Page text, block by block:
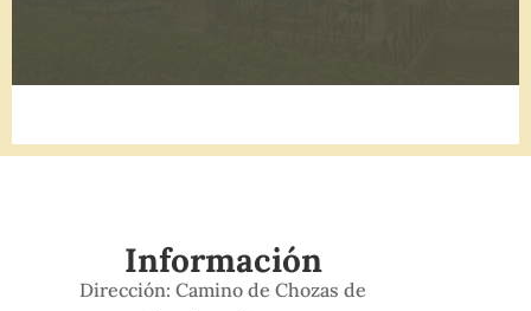
Información
Dirección: Camino de Chozas de